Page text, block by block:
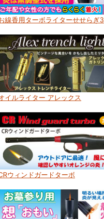
線香用ターボライターせせらぎ3
イルライター アレックス
ウィンドガードターボ